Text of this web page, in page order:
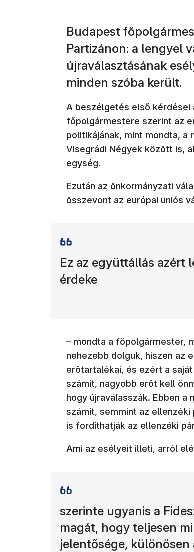
Budapest
Partizánon: a lengyel
újraválasztásának
minden szóba került.
A beszélgetés első kérdései
főpolgármestere szerint az
politikájának, mint mondta, a
Visegrádi Négyek között is,
egység.
Ezután az önkormányzati
összevont az európai uniós
Ez az együttállás azért
érdeke
– mondta a főpolgármester,
nehezebb dolguk, hiszen az
erőtartalékai, és ezért a
számít, nagyobb erőt kell
hogy újraválasszák. Ebben a
számít, semmint az
is fordíthatják az ellenzéki
Ami az esélyeit illeti, arról
szerinte ugyanis a
magát, hogy teljesen
jelentősége, különösen